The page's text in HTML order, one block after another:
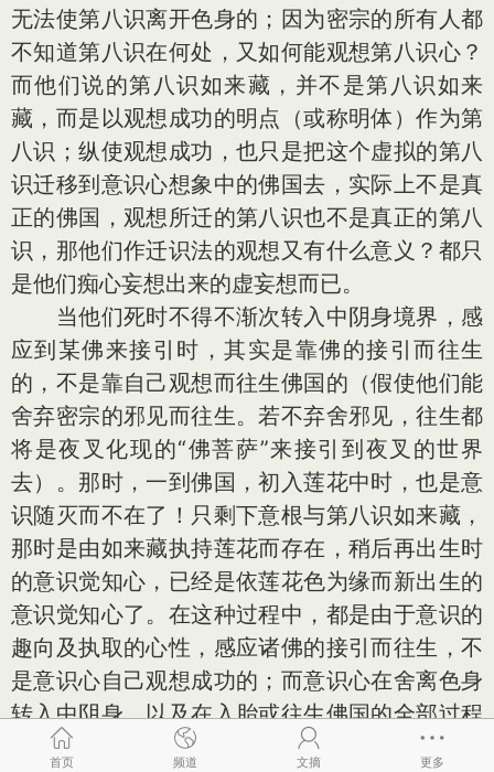
无法使第八识离开色身的；因为密宗的所有人都
不知道第八识在何处，又如何能观想第八识心？
而他们说的第八识如来藏，并不是第八识如来
藏，而是以观想成功的明点（或称明体）作为第
八识；纵使观想成功，也只是把这个虚拟的第八
识迁移到意识心想象中的佛国去，实际上不是真
正的佛国，观想所迁的第八识也不是真正的第八
识，那他们作迁识法的观想又有什么意义？都只
是他们痴心妄想出来的虚妄想而已。
当他们死时不得不渐次转入中阴身境界，感
应到某佛来接引时，其实是靠佛的接引而往生
的，不是靠自己观想而往生佛国的（假使他们能
舍弃密宗的邪见而往生。若不弃舍邪见，往生都
将是夜叉化现的“佛菩萨”来接引到夜叉的世界
去）。那时，一到佛国，初入莲花中时，也是意
识随灭而不在了！只剩下意根与第八识如来藏，
那时是由如来藏执持莲花而存在，稍后再出生时
的意识觉知心，已经是依莲花色为缘而新出生的
意识觉知心了。在这种过程中，都是由于意识的
趣向及执取的心性，感应诸佛的接引而往生，不
是意识心自己观想成功的；而意识心在舍离色身
转入中阴身，以及在入胎或往生佛国的全部过程
中，丝毫都没有迁移第八识的能力，都只是被动
首页 频道 文摘 更多